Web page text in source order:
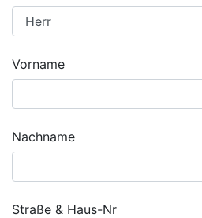
Vorname
Nachname
Straße & Haus-Nr